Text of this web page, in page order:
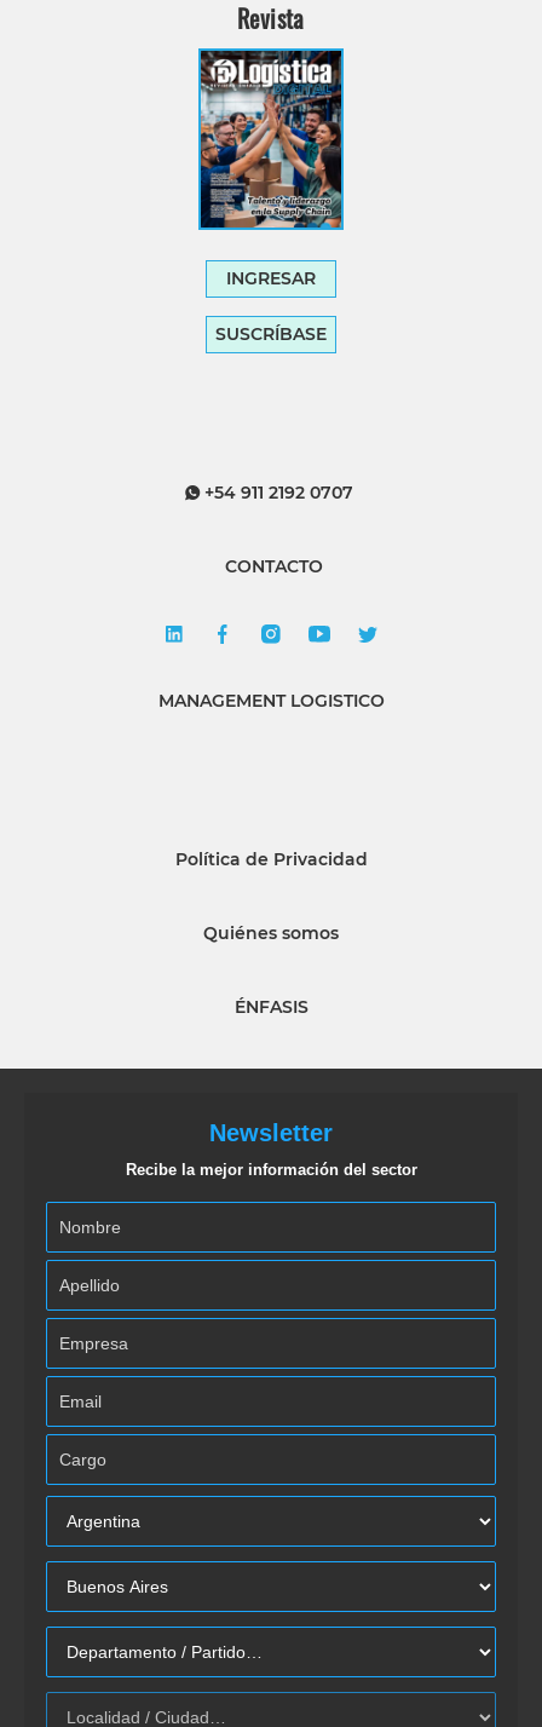
Revista
INGRESAR
SUSCRÍBASE
+54 911 2192 0707
CONTACTO
MANAGEMENT LOGISTICO
Política de Privacidad
Quiénes somos
ÉNFASIS
Newsletter
Recibe la mejor información del sector